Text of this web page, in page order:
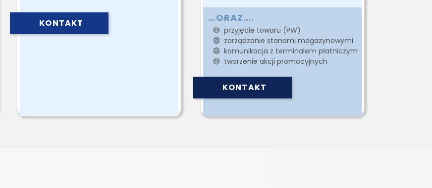
KONTAKT …ORAZ….
przyjęcie towaru (PW)
zarządzanie stanami magazynowymi
komunikacja z terminalem płatniczym
tworzenie akcji promocyjnych
KONTAKT